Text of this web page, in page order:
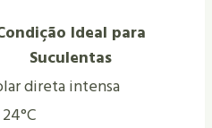
Ideal para
Suculentas
direta intensa